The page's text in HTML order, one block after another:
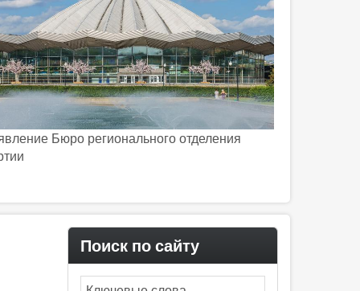
Бюро регионального отделения
Поиск по сайту
Search